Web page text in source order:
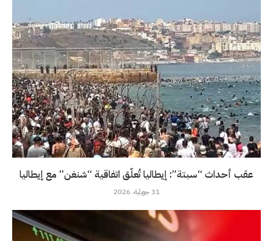
عقب أحداث “سبتة”: إيطاليا تُعلّق اتفاقية “شنغن” مع إيطاليا
31 جويلية، 2026